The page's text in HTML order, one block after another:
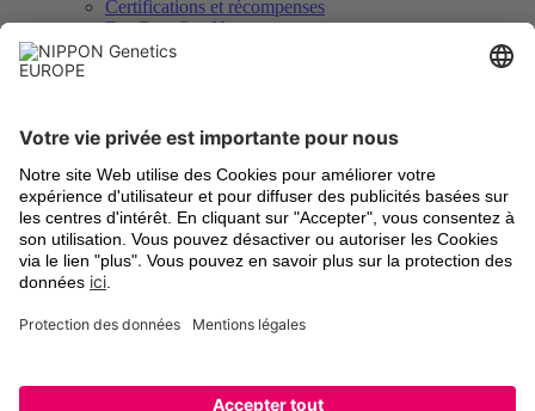
Certifications et récompenses
FastGene® − Notre marque
Distributeurs
Savoir, téléchargements et service
Certificats d’analyse
Légal
Termes et Conditions
Frais d’expédition
Retour d’anciens appareils
Mentions légales
Paramètres des cookies
Marques déposées